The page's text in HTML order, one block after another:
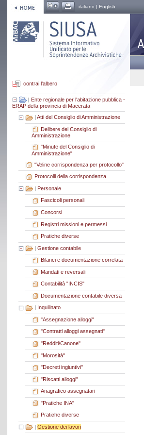
italiano | English
contrai l'albero
| Ente regionale per l'abitazione pubblica -
ERAP della provincia di Macerata
| Atti del Consiglio di Amministrazione
Delibere del Consiglio di
Amministrazione
"Minute del Consiglio di
Amministrazione"
"Veline corrispondenza per protocollo"
Protocolli della corrispondenza
| Personale
Fascicoli personali
Concorsi
Registri missioni e permessi
Pratiche diverse
| Gestione contabile
Bilanci e documentazione correlata
Mandati e reversali
Contabilità "INCIS"
Documentazione contabile diversa
Inquilinato
"Assegnazione alloggi"
"Contratti alloggi assegnati"
"Redditi/Canone"
"Morosità"
"Decreti ingiuntivi"
"Riscatti alloggi"
Anagrafico assegnatari
"Pratiche INA"
Pratiche diverse
| Gestione dei lavori